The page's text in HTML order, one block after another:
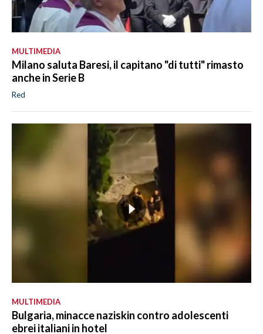
MULTIMEDIA
Milano saluta Baresi, il capitano "di tutti" rimasto
anche in Serie B
Red
MULTIMEDIA
Bulgaria, minacce naziskin contro adolescenti
ebrei italiani in hotel